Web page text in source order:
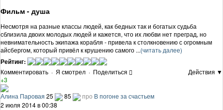
Фильм - душа
Несмотря на разные классы людей, как бедных так и богатых судьба
сблизила двоих молодых людей и кажется, что их любви нет преград, но
невнимательность экипажа корабля - привела к столкновению с огромным
айсбергом, который привёл к крушению самого ...(читать далее)
Рейтинг:
Комментировать · Я смотрел · Поделиться
Действия ▼
+3
Алина Паровая 25 85 про В погоне за счастьем
2 июля 2014 в 00:38